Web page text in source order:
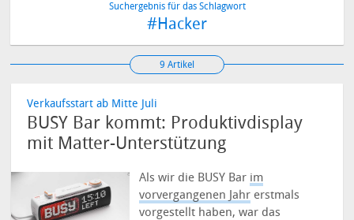
Suchergebnis für das Schlagwort
#Hacker
9 Artikel
Verkaufsstart ab Mitte Juli
BUSY Bar kommt: Produktivdisplay
mit Matter-Unterstützung
Als wir die BUSY Bar im
vorvergangenen Jahr erstmals
vorgestellt haben, war das